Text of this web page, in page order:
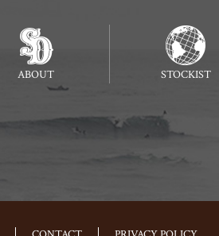
ABOUT STOCKIST